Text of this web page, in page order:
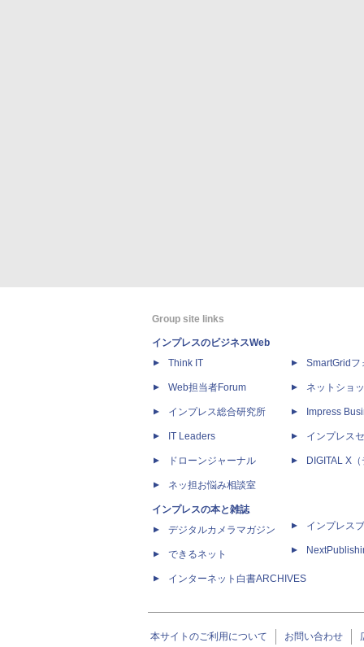
Group site links
インプレスのビジネスWeb
Think IT
Web担当者Forum
インプレス総合研究所
IT Leaders
ドローンジャーナル
ネッ担お悩み相談室
インプレスの本と雑誌
デジタルカメラマガジン
できるネット
インターネット白書ARCHIVES
SmartGridフ
ネットショ
Impress
インプレス
DIGITAL X
インプレス
本サイトのご利用について お問い合わせ